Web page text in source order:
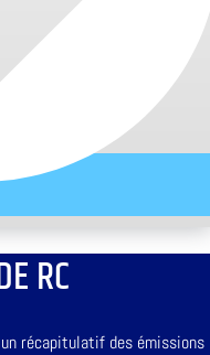
RC
récapitulatif des émissions